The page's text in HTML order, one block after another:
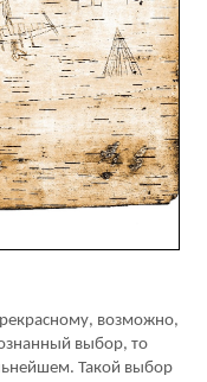
возможно,
выбор, то
Такой выбор